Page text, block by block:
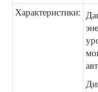
Характеристики: